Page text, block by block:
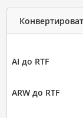
AI до RTF
ARW до RTF